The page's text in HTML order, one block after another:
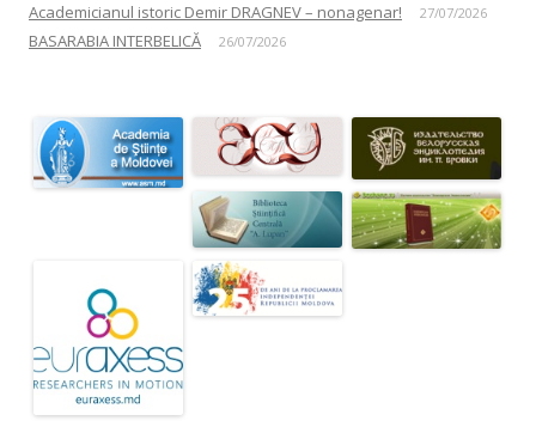
Academicianul istoric Demir DRAGNEV – nonagenar! 27/07/2026
BASARABIA INTERBELICĂ 26/07/2026